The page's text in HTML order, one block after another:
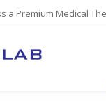
a Premium Medical